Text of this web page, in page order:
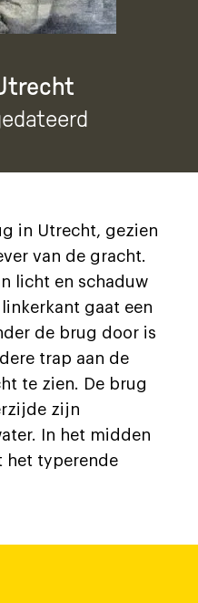
in Utrecht, gezien
van de gracht.
licht en schaduw
gaat een
de brug door is
trap aan de
te zien. De brug
zijn
In het midden
het typerende